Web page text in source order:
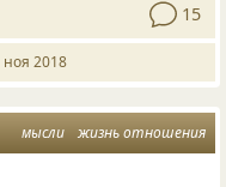
15
ноя 2018
мысли жизнь отношения